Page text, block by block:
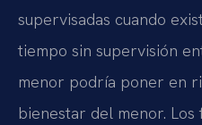
supervisadas cuando
tiempo sin supervisión
menor podría poner en
bienestar del menor.